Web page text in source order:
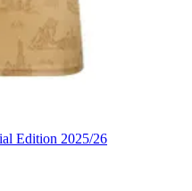
Edition 2025/26